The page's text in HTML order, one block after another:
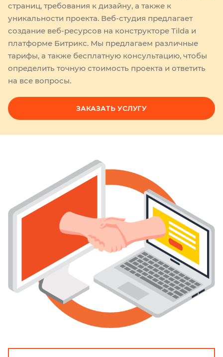
страниц, требования к дизайну, а также к
уникальности проекта. Веб-студия предлагает
создание веб-ресурсов на конструкторе Tilda и
платформе Битрикс. Мы предлагаем различные
тарифы, а также бесплатную консультацию, чтобы
определить точную стоимость проекта и ответить
на все вопросы.
ЗАКАЗАТЬ УСЛУГУ